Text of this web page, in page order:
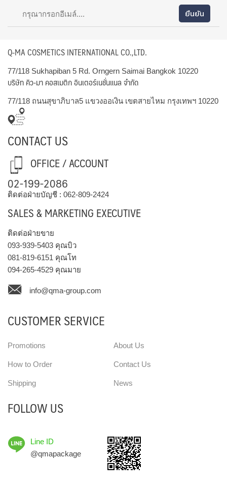
Q-MA COSMETICS INTERNATIONAL CO.,LTD.
77/118 Sukhapiban 5 Rd. Orngern Saimai Bangkok 10220
บริษัท คิว-มา คอสเมติก อินเตอร์เนชั่นแนล จำกัด
77/118 ถนนสุขาภิบาล5 แขวงออเงิน เขตสายไหม กรุงเทพฯ 10220
CONTACT US
OFFICE / ACCOUNT
02-199-2086
ติดต่อฝ่ายบัญชี : 062-809-2424
SALES & MARKETING EXECUTIVE
ติดต่อฝ่ายขาย
093-939-5403 คุณบิว
081-819-6151 คุณโท
094-265-4529 คุณมาย
info@qma-group.com
CUSTOMER SERVICE
Promotions
How to Order
Shipping
About Us
Contact Us
News
FOLLOW US
Line ID
@qmapackage